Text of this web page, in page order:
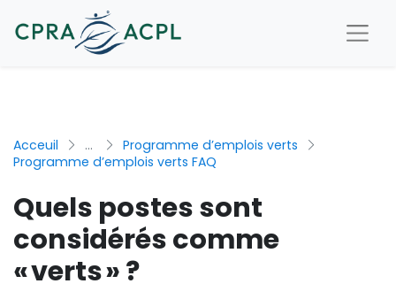
Acceuil ...
Programme d’emplois verts
Programme d’emplois verts FAQ
Quels postes sont
considérés comme
« verts » ?